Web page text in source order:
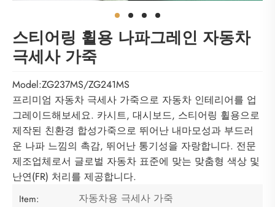
스티어링 휠용 나파그레인 자동차
극세사 가죽
Model:ZG237MS/ZG241MS
프리미엄 자동차 극세사 가죽으로 자동차 인테리어를 업
그레이드해보세요. 카시트, 대시보드, 스티어링 휠용으로
제작된 친환경 합성가죽으로 뛰어난 내마모성과 부드러
운 나파 느낌의 촉감, 뛰어난 통기성을 자랑합니다. 전문
제조업체로서 글로벌 자동차 표준에 맞는 맞춤형 색상 및
난연(FR) 처리를 제공합니다.
Item: 자동차용 극세사 가죽